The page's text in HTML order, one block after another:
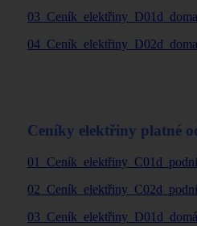
Ceníky elektřiny platné